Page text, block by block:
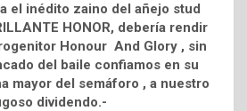
el inédito zaino del añejo stud
HONOR, debería rendir
Honour And Glory , sin
del baile confiamos en su
mayor del semáforo , a nuestro
dividendo.-